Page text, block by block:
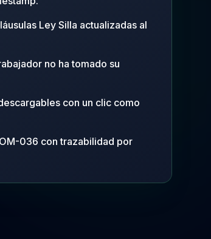
Ley Silla actualizadas al
no ha tomado su
con un clic como
036 con trazabilidad por